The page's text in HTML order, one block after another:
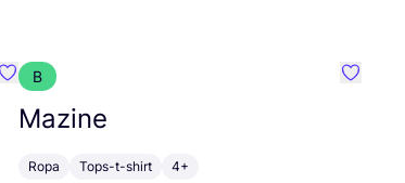
Favoritos {nombre}
B
Mazine
Ropa Tops-t-shirt 4+